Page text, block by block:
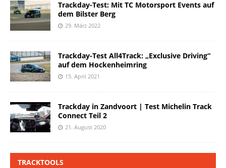
Trackday-Test: Mit TC Motorsport Events auf
dem Bilster Berg
29. März 2022
Trackday-Test All4Track: „Exclusive Driving“
auf dem Hockenheimring
15. April 2021
Trackday in Zandvoort | Test Michelin Track
Connect Teil 2
21. August 2020
TRACKTOOLS